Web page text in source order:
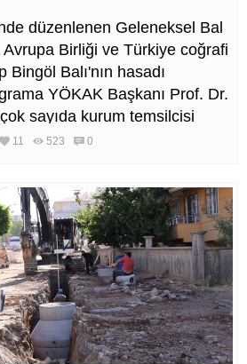
düzenlenen Geleneksel Bal
Avrupa Birliği ve Türkiye coğrafi
Balı'nın hasadı
YÖKAK Başkanı Prof. Dr.
sayıda kurum temsilcisi
11 523 0